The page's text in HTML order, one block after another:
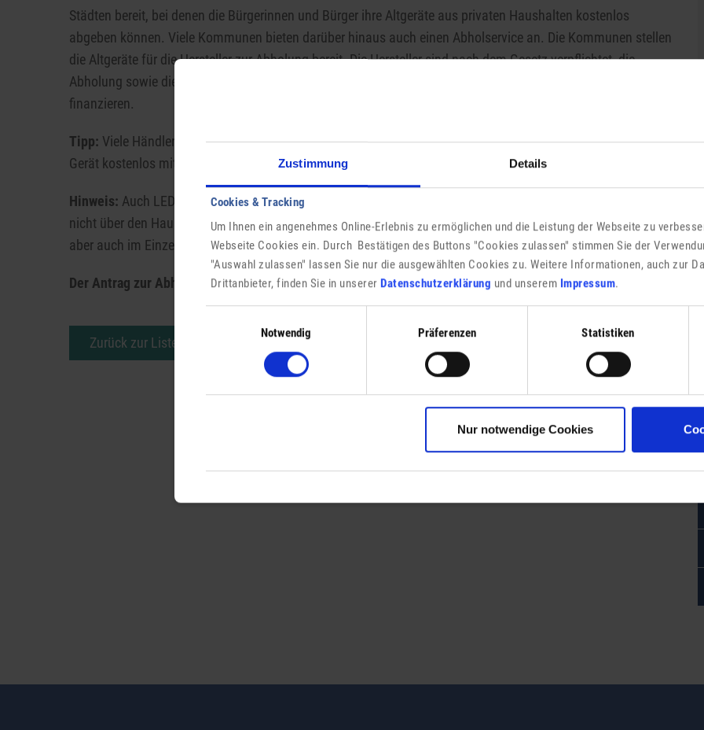
Zustimmung Details
Cookies & Tracking
Um Ihnen ein angenehmes Online-Erlebnis zu ermöglichen und die Leistung der Webseite zu
Webseite Cookies ein. Durch Bestätigen des Buttons "Cookies zulassen" stimmen Sie der
"Auswahl zulassen" lassen Sie nur die ausgewählten Cookies zu. Weitere Informationen, auch zur
Drittanbieter, finden Sie in unserer Datenschutzerklärung und unserem Impressum.
Notwendig
Präferenzen Statistiken
Nur notwendige Cookies
Städten bereit, bei denen die Bürgerinnen und Bürger ihre Altgeräte aus privaten Haushalten kostenlos
abgeben können. Viele Kommunen bieten darüber hinaus auch einen Abholservice an. Die Kommunen stellen
die Altgeräte für die Hersteller zur Abholung bereit. Die Hersteller sind nach dem Gesetz verpflichtet, die
Abholung sowie die umweltgerechte Behandlung und Verwertung der Altgeräte zu organisieren und zu
finanzieren.
Tipp: Viele Händler nehmen beim Kauf eines neuen Großgerätes, das beim Kunden angeliefert wird, das alte
Gerät kostenlos mit.
Hinweis: Auch LED-, Energiesparlampen und Leuchtstoffröhren zählen zu den Elektroaltgeräten und dürfen
nicht über den Hausmüll entsorgt werden. Sie können ebenfalls bei den kommunalen Sammelstellen, vielfach
aber auch im Einzelhandel zurückgegeben werden.
Der Antrag zur Abholung erfolgt über dasDigitale Rathaus.
Zurück zur Liste